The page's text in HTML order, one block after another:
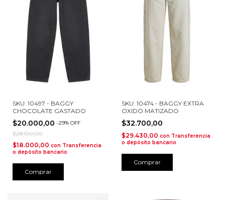
SKU: 10497 - BAGGY
CHOCOLATE GASTADO
$20.000,00 -29% OFF
$28.100,00
$18.000,00 con Transferencia
o depósito bancario
Comprar
SKU: 10474 - BAGGY EXTRA
OXIDO MATIZADO
$32.700,00
$29.430,00 con Transferencia
o depósito bancario
Comprar